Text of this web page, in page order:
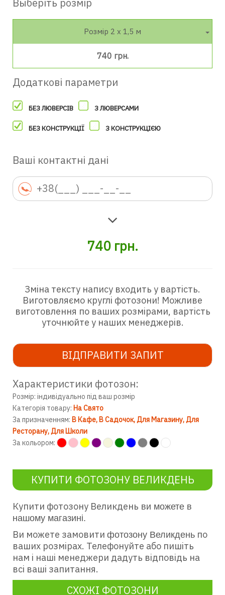
Выберіть розмір
Розмір 2 х 1,5 м
740 грн.
Додаткові параметри
БЕЗ ЛЮВЕРСІВ З ЛЮВЕРСАМИ
БЕЗ КОНСТРУКЦІЇ З КОНСТРУКЦІЄЮ
Ваші контактні дані
740 грн.
Зміна тексту напису входить у вартість.
Виготовляємо круглі фотозони! Можливе
виготовлення по ваших розмірами, вартість
уточнюйте у наших менеджерів.
ВІДПРАВИТИ ЗАПИТ
Характеристики фотозон:
Розмір: індивідуально під ваш розмір
Категорія товару: На Свято
За призначенням: В Кафе В Садочок Для Магазину Для
Ресторану Для Школи
За кольором:
КУПИТИ ФОТОЗОНУ ВЕЛИКДЕНЬ
Купити фотозону Великдень ви можете в
нашому магазині.
Ви можете замовити фотозону Великдень по
ваших розмірах. Телефонуйте або пишіть
нам і наші менеджери дадуть відповідь на
всі ваші запитання.
СХОЖІ ФОТОЗОНИ